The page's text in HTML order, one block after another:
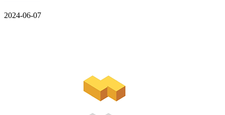
2024-06-07